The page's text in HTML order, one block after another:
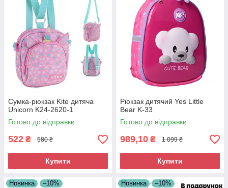
Сумка-рюкзак Kite дитяча
Unicorn K24-2620-1
Готово до відправки
522 ₴ 580 ₴
Купити
Рюкзак дитячий Yes Little
Bear K-33
Готово до відправки
989,10 ₴ 1 099 ₴
Купити
Новинка –10% Новинка –10%